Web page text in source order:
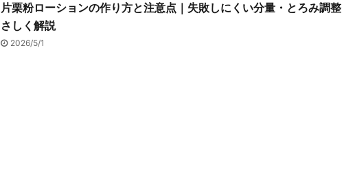
片栗粉ローションの作り方と注意点｜失敗しにくい分量・とろみ調
さしく解説
2026/5/1